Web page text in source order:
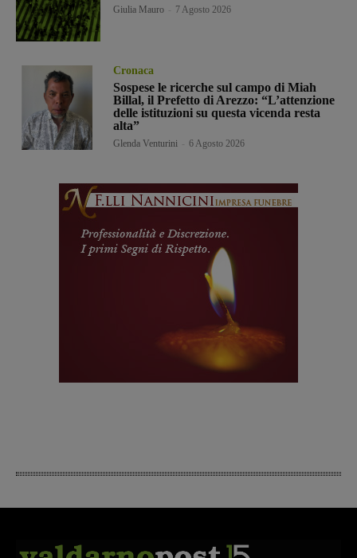
Giulia Mauro 7 Agosto 2026
Cronaca
Sospese le ricerche sul campo di Miah
Billal, il Prefetto di Arezzo: “L’attenzione
delle istituzioni su questa vicenda resta
alta”
Glenda Venturini 6 Agosto 2026